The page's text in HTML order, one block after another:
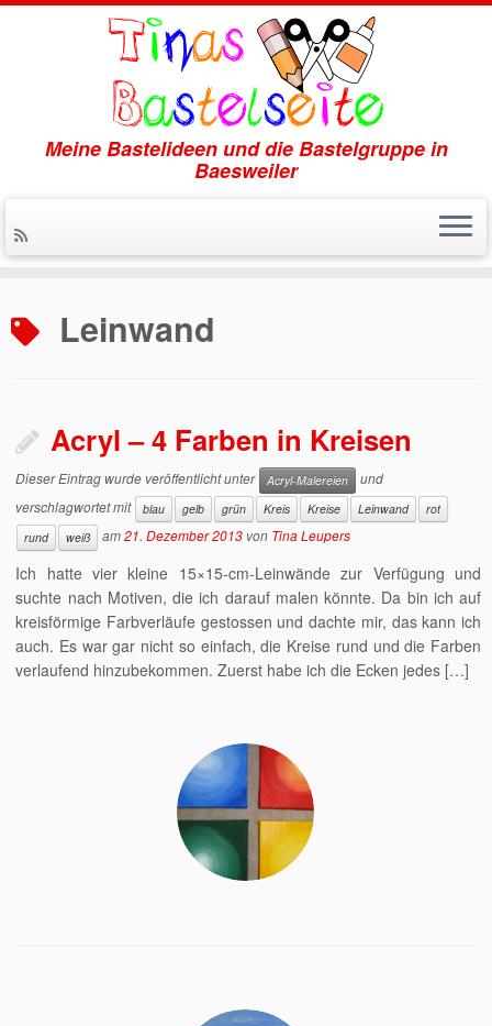
Inhalt
springen
Meine Bastelideen und die Bastelgruppe in
Baesweiler
Leinwand
Acryl – 4 Farben in Kreisen
Dieser Eintrag wurde veröffentlicht unter Acryl-Malereien
und
verschlagwortet mit
blau gelb grün Kreis Kreise Leinwand
rot
rund
weiß am21. Dezember 2013 von Tina Leupers
Ich hatte vier kleine 15×15-cm-Leinwände zur Verfügung und
suchte nach Motiven, die ich darauf malen könnte. Da bin ich auf
kreisförmige Farbverläufe gestossen und dachte mir, das kann ich
auch. Es war gar nicht so einfach, die Kreise rund und die Farben
verlaufend hinzubekommen. Zuerst habe ich die Ecken jedes […]